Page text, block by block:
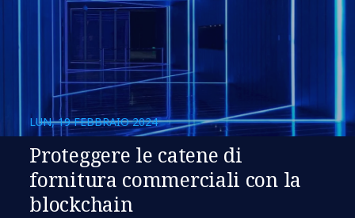
LUN, 19 FEBBRAIO 2024
Proteggere le catene di
fornitura commerciali con la
blockchain